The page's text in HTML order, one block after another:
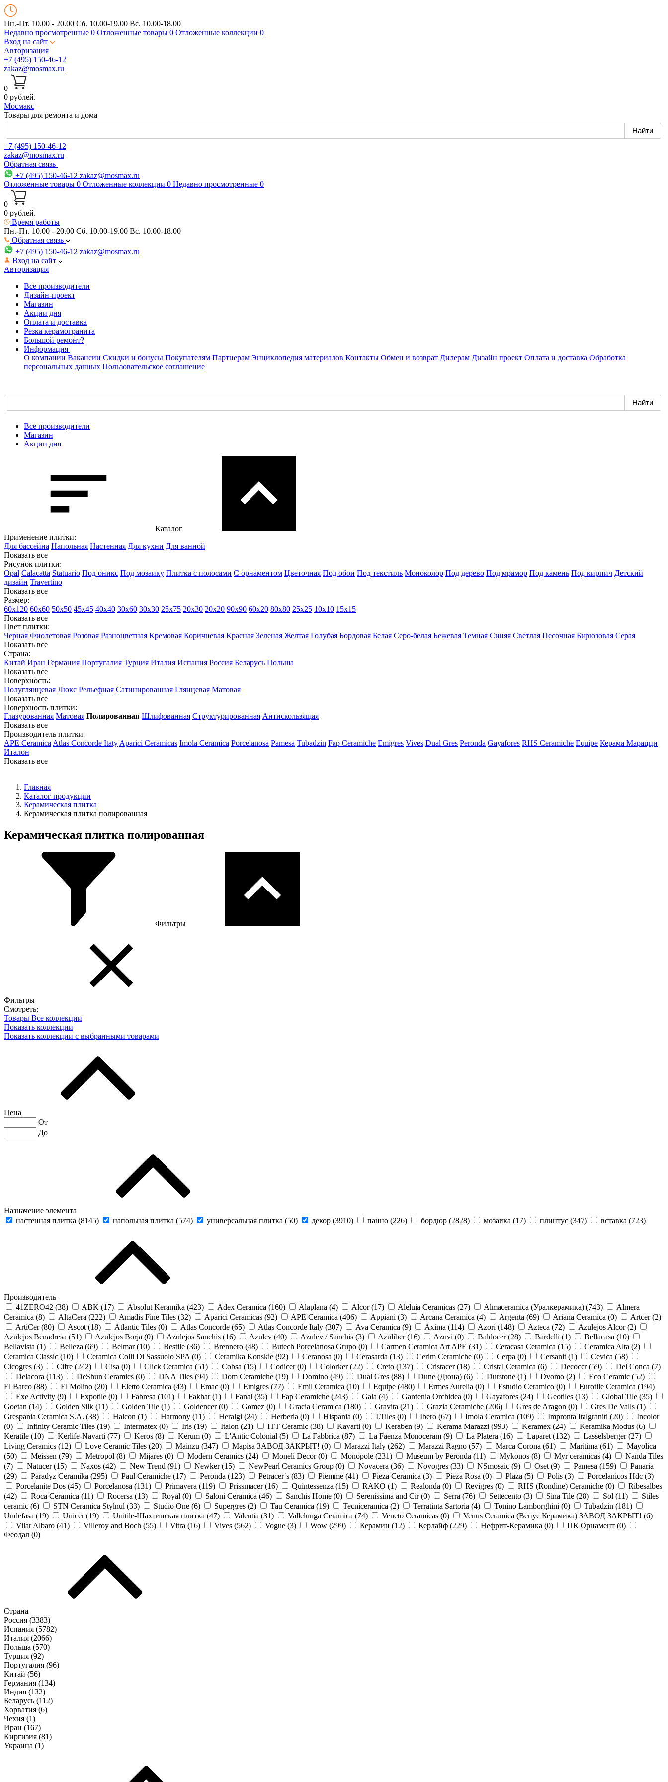
Пн.-Пт. 10.00 - 20.00 Сб. 10.00-19.00 Вс. 10.00-18.00
Недавно просмотренные 0 Отложенные товары 0 Отложенные коллекции 0
Вход на сайт
Авторизация
+7 (495) 150-46-12
zakaz@mosmax.ru
0
0 рублей.
Мосмакс
Товары для ремонта и дома
+7 (495) 150-46-12
zakaz@mosmax.ru
Обратная связь
+7 (495) 150-46-12 zakaz@mosmax.ru
Отложенные товары 0 Отложенные коллекции 0 Недавно просмотренные 0
0
0 рублей.
Время работы
Пн.-Пт. 10.00 - 20.00 Сб. 10.00-19.00 Вс. 10.00-18.00
Обратная связь
+7 (495) 150-46-12 zakaz@mosmax.ru
Вход на сайт
Авторизация
Все производители
Дизайн-проект
Магазин
Акции дня
Оплата и доставка
Резка керамогранита
Большой ремонт?
Информация
О компании Вакансии Скидки и бонусы Покупателям Партнерам Энциклопедия материалов Контакты Обмен и возврат Дилерам Дизайн проект Оплата и доставка Обработка
персональных данных Пользовательское соглашение
Все производители
Магазин
Акции дня
Каталог
Применение плитки:
Для бассейна Напольная Настенная Для кухни Для ванной
Показать все
Рисунок плитки:
Opal Calacatta Statuario Под оникс Под мозаику Плитка с полосами С орнаментом Цветочная Под обои Под текстиль Моноколор Под дерево Под мрамор Под камень Под кирпич Детский
дизайн Travertino
Показать все
Размер:
60х120 60х60 50х50 45х45 40х40 30х60 30х30 25х75 20х30 20х20 90х90 60х20 80х80 25x25 10х10 15х15
Показать все
Цвет плитки:
Черная Фиолетовая Розовая Разноцветная Кремовая Коричневая Красная Зеленая Желтая Голубая Бордовая Белая Cеро-белая Бежевая Темная Синяя Светлая Песочная Бирюзовая Серая
Показать все
Страна:
Китай Иран Германия Португалия Турция Италия Испания Россия Беларусь Польша
Показать все
Поверхность:
Полуглянцевая Люкс Рельефная Сатинированная Глянцевая Матовая
Показать все
Поверхность плитки:
Глазурованная Матовая Полированная Шлифованная Структурированная Антискользящая
Показать все
Производитель плитки:
APE Ceramica Atlas Concorde Itaty Aparici Ceramicas Imola Ceramica Porcelanosa Pamesa Tubadzin Fap Ceramiche Emigres Vives Dual Gres Peronda Gayafores RHS Ceramiche Equipe Керама Марацци
Италон
Показать все
Главная
Каталог продукции
Керамическая плитка
Керамическая плитка полированная
Керамическая плитка полированная
Фильтры
Фильтры
Смотреть:
Товары Все коллекции
Показать коллекции
Показать коллекции с выбранными товарами
Цена
От
До
Назначение элемента
настенная плитка (8145) напольная плитка (574) универсальная плитка (50) декор (3910) панно (226) бордюр (2828) мозаика (17) плинтус (347) вставка (723)
Производитель
41ZERO42 (38) ABK (17) Absolut Keramika (423) Adex Ceramica (160) Alaplana (4) Alcor (17) Aleluia Ceramicas (27) Almaceramica (Уралкерамика) (743)
Almera
Ceramica (8) AltaCera (222) Amadis Fine Tiles (32) Aparici Ceramicas (92) APE Ceramica (406) Appiani (3) Arcana Ceramica (4) Argenta (69) Ariana Ceramica (0) Artcer (2)
ArtiCer (80) Ascot (18) Atlantic Tiles (0) Atlas Concorde (65) Atlas Concorde Italy (307) Ava Ceramica (9) Axima (114) Azori (148) Azteca (72) Azulejos Alcor (2)
Azulejos Benadresa (51) Azulejos Borja (0) Azulejos Sanchis (16) Azulev (40) Azulev / Sanchis (3) Azuliber (16) Azuvi (0) Baldocer (28) Bardelli (1) Bellacasa (10)
Bellavista (1) Belleza (69) Belmar (10) Bestile (36) Brennero (48) Butech Porcelanosa Grupo (0) Carmen Ceramica Art APE (31) Ceracasa Ceramica (15) Ceramica Alta (2)
Ceramica Classic (10) Ceramica Colli Di Sassuolo SPA (0) Ceramika Konskie (92) Ceranosa (0) Cerasarda (13) Cerim Ceramiche (0) Cerpa (0) Cersanit (1) Cevica (58)
Cicogres (3) Cifre (242) Cisa (0) Click Ceramica (51) Cobsa (15) Codicer (0) Colorker (22) Creto (137) Cristacer (18) Cristal Ceramica (6) Decocer (59) Del Conca (7)
Delacora (113) DeShun Ceramics (0) DNA Tiles (94) Dom Ceramiche (19) Domino (49) Dual Gres (88) Dune (Дюна) (6) Durstone (1) Dvomo (2) Eco Ceramic (52)
El Barco (88) El Molino (20) Eletto Ceramica (43) Emac (0) Emigres (77) Emil Ceramica (10) Equipe (480) Ermes Aurelia (0) Estudio Ceramico (0) Eurotile Ceramica (194)
Exe Activity (9) Expotile (0) Fabresa (101) Fakhar (1) Fanal (35) Fap Ceramiche (243) Gala (4) Gardenia Orchidea (0) Gayafores (24) Geotiles (13) Global Tile (35)
Goetan (14) Golden Silk (11) Golden Tile (1) Goldencer (0) Gomez (0) Gracia Ceramica (180) Gravita (21) Grazia Ceramiche (206) Gres de Aragon (0) Gres De Valls (1)
Grespania Ceramica S.A. (38) Halcon (1) Harmony (11) Heralgi (24) Herberia (0) Hispania (0) I.Tiles (0) Ibero (67) Imola Ceramica (109) Impronta Italgraniti (20)
Incolor
(0) Infinity Ceramic Tiles (19) Intermatex (0) Iris (19) Italon (21) ITT Ceramic (38) Kavarti (0) Keraben (9) Kerama Marazzi (993) Keramex (24) Keramika Modus (6)
Keratile (10) Kerlife-Navarti (77) Keros (8) Kerum (0) L'Antic Colonial (5) La Fabbrica (87) La Faenza Monoceram (9) La Platera (16) Laparet (132) Lasselsberger (27)
Living Ceramics (12) Love Ceramic Tiles (20) Mainzu (347) Mapisa ЗАВОД ЗАКРЫТ! (0) Marazzi Italy (262) Marazzi Ragno (57) Marca Corona (61) Maritima (61)
Mayolica
(50) Meissen (79) Metropol (8) Mijares (0) Modern Ceramics (24) Moneli Decor (0) Monopole (231) Museum by Peronda (11) Mykonos (8) Myr ceramicas (4)
Nanda Tiles
(7) Natucer (15) Naxos (42) New Trend (91) Newker (15) NewPearl Ceramics Group (0) Novacera (36) Novogres (33) NSmosaic (9) Oset (9) Pamesa (159)
Panaria
(29) Paradyz Ceramika (295) Paul Ceramiche (17) Peronda (123) Petracer`s (83) Piemme (41) Pieza Ceramica (3) Pieza Rosa (0) Plaza (5) Polis (3) Porcelanicos Hdc (3)
Porcelanite Dos (45) Porcelanosa (131) Primavera (119) Prissmacer (16) Quintessenza (15) RAKO (1) Realonda (0) Revigres (0) RHS (Rondine) Ceramiche (0)
Ribesalbes
(42) Roca Ceramica (11) Rocersa (13) Royal (0) Saloni Ceramica (46) Sanchis Home (0) Serenissima and Cir (0) Serra (76) Settecento (3) Sina Tile (28) Sol (11)
Stiles
ceramic (6) STN Ceramica Stylnul (33) Studio One (6) Supergres (2) Tau Ceramica (19) Tecniceramica (2) Terratinta Sartoria (4) Tonino Lamborghini (0) Tubadzin (181)
Undefasa (19) Unicer (19) Unitile-Шахтинская плитка (47) Valentia (31) Vallelunga Ceramica (74) Veneto Ceramicas (0) Venus Ceramica (Венус Керамика) ЗАВОД ЗАКРЫТ! (6)
Vilar Albaro (41) Villeroy and Boch (55) Vitra (16) Vives (562) Vogue (3) Wow (299) Керамин (12) Керлайф (229) Нефрит-Керамика (0) ПК Орнамент (0)
Феодал (0)
Страна
Россия (3383)
Испания (5782)
Италия (2066)
Польша (570)
Турция (92)
Португалия (96)
Китай (56)
Германия (134)
Индия (132)
Беларусь (112)
Хорватия (6)
Чехия (1)
Иран (167)
Киргизия (81)
Украина (1)